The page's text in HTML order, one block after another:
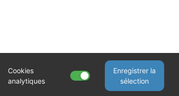
Cookies
analytiques
Enregistrer la
sélection